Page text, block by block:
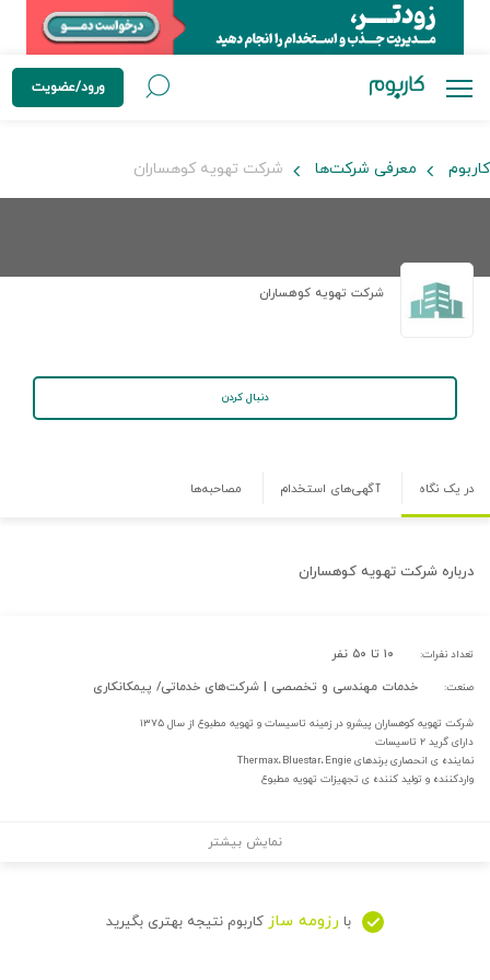
ورود/عضویت
کاربوم معرفی شرکت‌ها شرکت تهویه کوهساران
شرکت تهویه کوهساران
دنبال کردن
در یک نگاه آگهی‌های استخدام مصاحبه‌ها
درباره شرکت تهویه کوهساران
تعداد نفرات: ۱۰ تا ۵۰ نفر
صنعت: خدمات مهندسی و تخصصی | شرکت‌های خدماتی/ پیمکانکاری
شرکت تهویه کوهساران پیشرو در زمینه تاسیسات و تهویه مطبوع از سال ۱۳۷۵
دارای گرید ۲ تاسیسات
نماینده ی انحصاری برندهای Thermax،Bluestar،Engie
واردکننده و تولید کننده ی تجهیزات تهویه مطبوع
نمایش بیشتر
با رزومه ساز کاربوم نتیجه بهتری بگیرید